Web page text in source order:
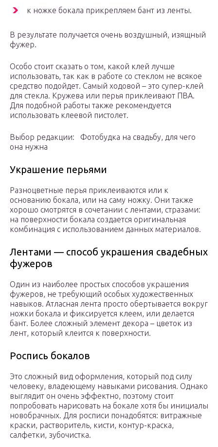
к ножке бокала прикрепляем бант из ленты.
В результате получается очень воздушный, изящный
фужер.
Особо стоит сказать о том, какой клей лучше
использовать, так как в работе со стеклом не всякое
средство подойдет. Самый ходовой – это супер-клей
для стекла. Кружева или перья приклеивают ПВА.
Для подобной работы также рекомендуется
использовать клеевой пистолет.
Выбор редакции: Фотобудка на свадьбу, для чего
она нужна
Украшение перьями
Разноцветные перья приклеиваются или к
основанию бокала, или на саму ножку. Они также
хорошо смотрятся в сочетании с лентами, стразами:
на поверхности бокала создается оригинальная
комбинация с использованием данных материалов.
Лентами — способ украшения свадебных
фужеров
Один из наиболее простых способов украшения
фужеров, не требующий особых художественных
навыков. Атласная лента просто обертывается вокруг
ножки бокала и фиксируется клеем, или делается
бант. Более сложный элемент декора – цветок из
лент, который клеится к поверхности.
Роспись бокалов
Это сложный вид оформления, который под силу
человеку, владеющему навыками рисования. Однако
выглядит он очень эффектно, поэтому стоит
попробовать нарисовать на бокале хотя бы инициалы
новобрачных. Для росписи понадобятся: витражные
краски, растворитель, кисти, контур-краска,
салфетки, зубочистка.